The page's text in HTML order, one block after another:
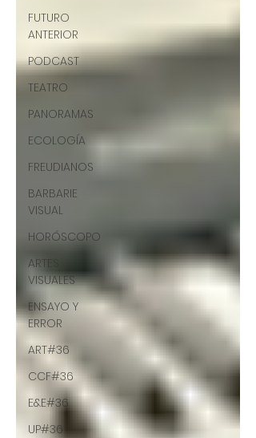
FUTURO
ANTERIOR
PODCAST
TEATRO
PANORAMAS
ECOLOGÍA
FREUDIANOS
BARBARIE
VISUAL
HORÓSCOPO
ARTES
VISUALES
ENSAYO Y
ERROR
ART#36
CCF#36
E&E#36
UP#36